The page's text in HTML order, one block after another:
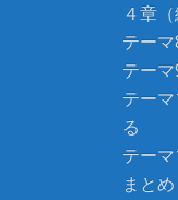
４章（
テー
テー
テー
る
テー
まとめ